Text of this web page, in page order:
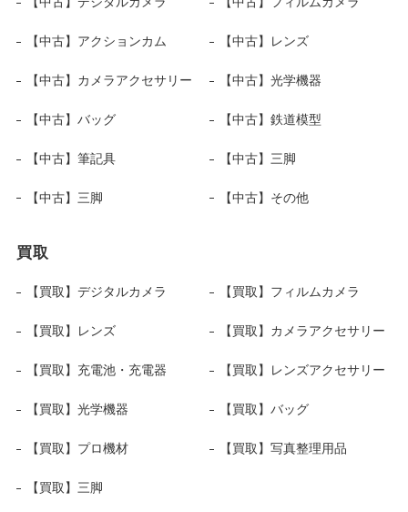
【中古】アクションカム 【中古】レンズ
【中古】カメラアクセサリー 【中古】光学機器
【中古】バッグ 【中古】鉄道模型
【中古】筆記具 【中古】三脚
【中古】三脚 【中古】その他
買取
【買取】デジタルカメラ 【買取】フィルムカメラ
【買取】レンズ 【買取】カメラアクセサリー
【買取】充電池・充電器 【買取】レンズアクセサリー
【買取】光学機器 【買取】バッグ
【買取】プロ機材 【買取】写真整理用品
【買取】三脚